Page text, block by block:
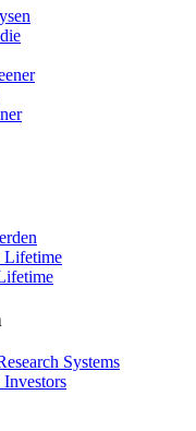
Systems